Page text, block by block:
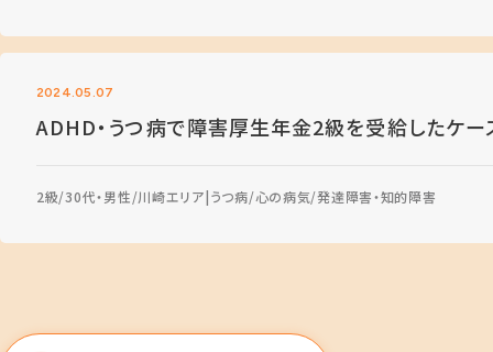
2024.05.07
ADHD・うつ病で障害厚生年金2級を受給したケー
2級 30代・男性 川崎エリア うつ病 心の病気 発達障害・知的障害